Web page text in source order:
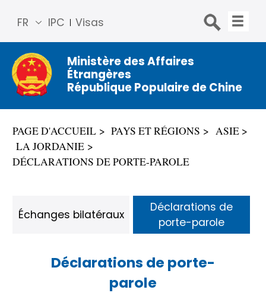
IPC Visas
FR
简体
中文
Engli
sh
Русс
Espa
ñol
Ministère des Affaires
Étrangères
République Populaire de Chine
PAGE D'ACCUEIL PAYS ET RÉGIONS
ASIE
LA JORDANIE
DÉCLARATIONS DE PORTE-PAROLE
Déclarations de porte-
parole
Échanges bilatéraux
Déclarations de
porte-parole